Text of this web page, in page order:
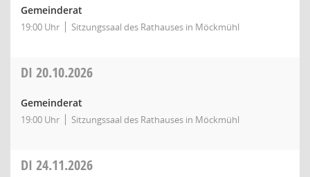
Gemeinderat
19:00 Uhr Sitzungssaal des Rathauses in Möckmühl
DI 20.10.2026
Gemeinderat
19:00 Uhr Sitzungssaal des Rathauses in Möckmühl
DI 24.11.2026